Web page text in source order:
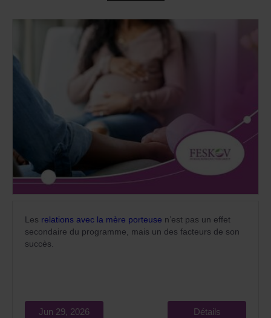
Les relations avec la mère porteuse n’est pas un effet
secondaire du programme, mais un des facteurs de son
succès.
Jun 29, 2026 Détails